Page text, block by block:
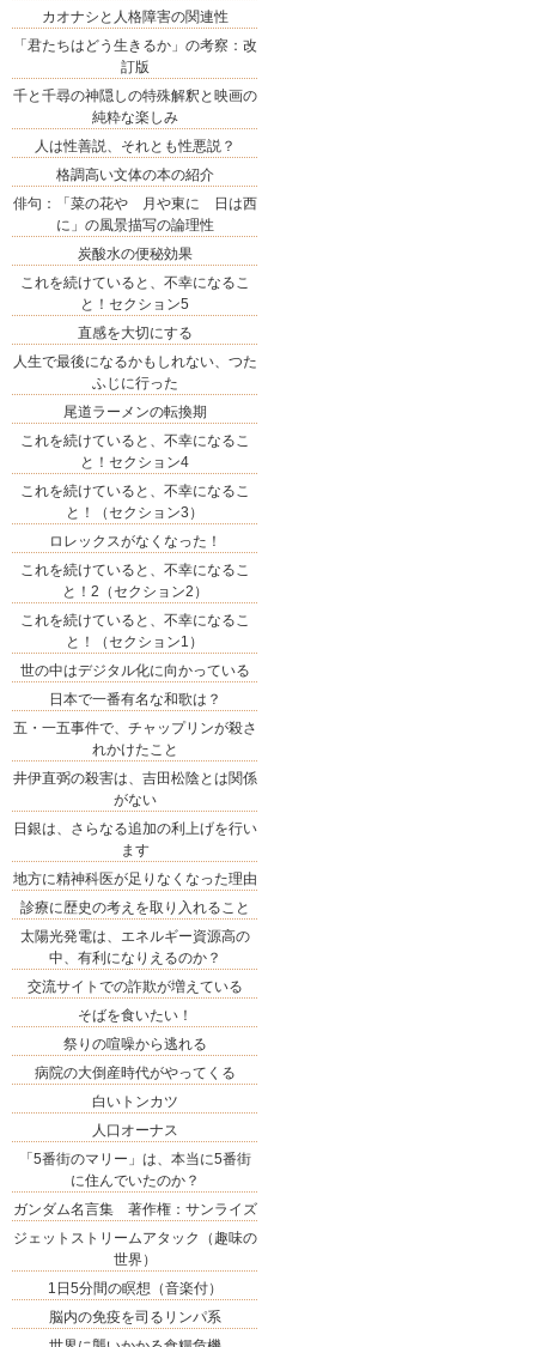
カオナシと人格障害の関連性
「君たちはどう生きるか」の考察：改
訂版
千と千尋の神隠しの特殊解釈と映画の
純粋な楽しみ
人は性善説、それとも性悪説？
格調高い文体の本の紹介
俳句：「菜の花や 月や東に 日は西
に」の風景描写の論理性
炭酸水の便秘効果
これを続けていると、不幸になるこ
と！セクション5
直感を大切にする
人生で最後になるかもしれない、つた
ふじに行った
尾道ラーメンの転換期
これを続けていると、不幸になるこ
と！セクション4
これを続けていると、不幸になるこ
と！（セクション3）
ロレックスがなくなった！
これを続けていると、不幸になるこ
と！2（セクション2）
これを続けていると、不幸になるこ
と！（セクション1）
世の中はデジタル化に向かっている
日本で一番有名な和歌は？
五・一五事件で、チャップリンが殺さ
れかけたこと
井伊直弼の殺害は、吉田松陰とは関係
がない
日銀は、さらなる追加の利上げを行い
ます
地方に精神科医が足りなくなった理由
診療に歴史の考えを取り入れること
太陽光発電は、エネルギー資源高の
中、有利になりえるのか？
交流サイトでの詐欺が増えている
そばを食いたい！
祭りの喧噪から逃れる
病院の大倒産時代がやってくる
白いトンカツ
人口オーナス
「5番街のマリー」は、本当に5番街
に住んでいたのか？
ガンダム名言集 著作権：サンライズ
ジェットストリームアタック（趣味の
世界）
1日5分間の瞑想（音楽付）
脳内の免疫を司るリンパ系